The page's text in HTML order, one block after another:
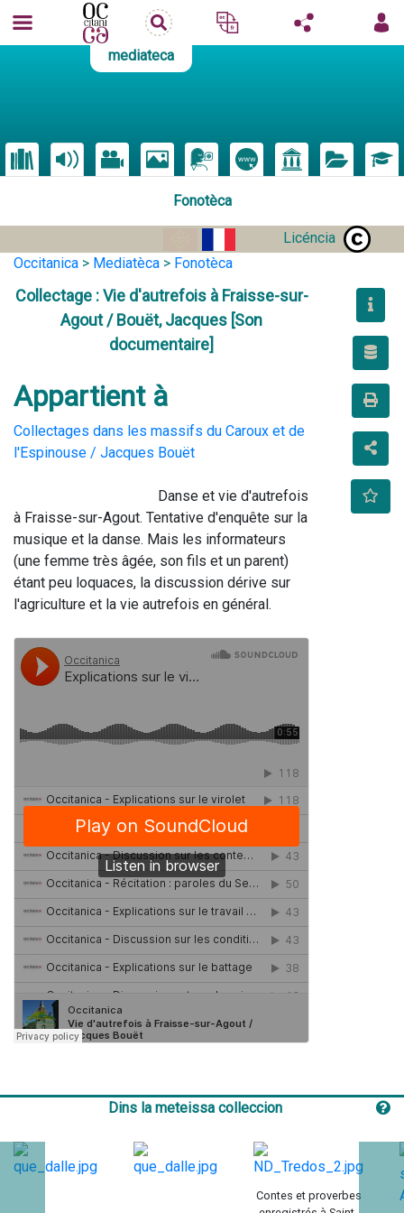
mediateca
Fonotèca
Licéncia
Occitanica > Mediatèca > Fonotèca
Collectage : Vie d'autrefois à Fraisse-sur-
Agout / Bouët, Jacques [Son
documentaire]
Appartient à
Collectages dans les massifs du Caroux et de
l'Espinouse / Jacques Bouët
à Fraisse-sur-Agout. Tentative d'enquête sur la
musique et la danse. Mais les informateurs
(une femme très âgée, son fils et un parent)
étant peu loquaces, la discussion dérive sur
Dins la meteissa colleccion
Contes et proverbes